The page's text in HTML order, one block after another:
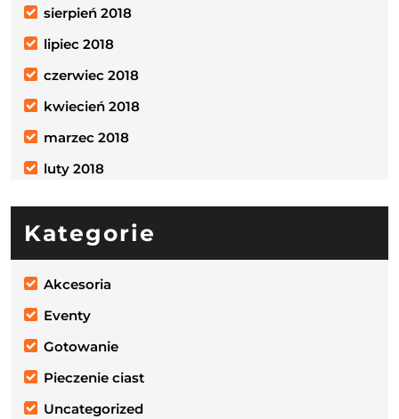
sierpień 2018
lipiec 2018
czerwiec 2018
kwiecień 2018
marzec 2018
luty 2018
Kategorie
Akcesoria
Eventy
Gotowanie
Pieczenie ciast
Uncategorized